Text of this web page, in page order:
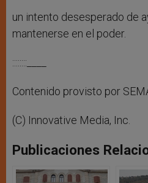
un intento desesperado de
mantenerse en el poder.
::::::::____
Contenido provisto por
(C) Innovative Media, Inc.
Publicaciones